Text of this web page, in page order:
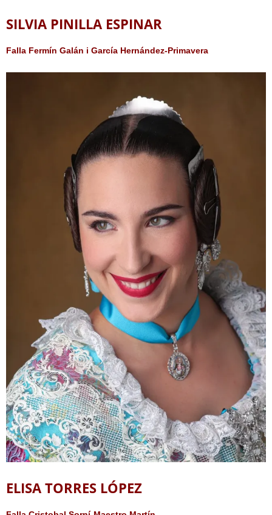
SILVIA PINILLA ESPINAR
Falla Fermín Galán i García Hernández-Primavera
ELISA TORRES LÓPEZ